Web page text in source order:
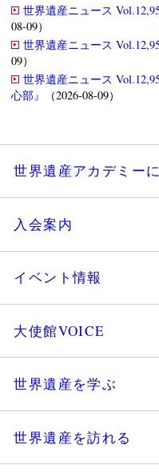
世界遺産ニュース
08-09）
世界遺産ニュース
09）
世界遺産ニュース
心部』
（2026-08-09）
世界遺産アカデミー
組織図・役員
法人会員・協賛団
入会案内
イベント情報
展示会
ツアー情報
大使館VOICE
世界遺産を学ぶ
世界遺産を訪れる